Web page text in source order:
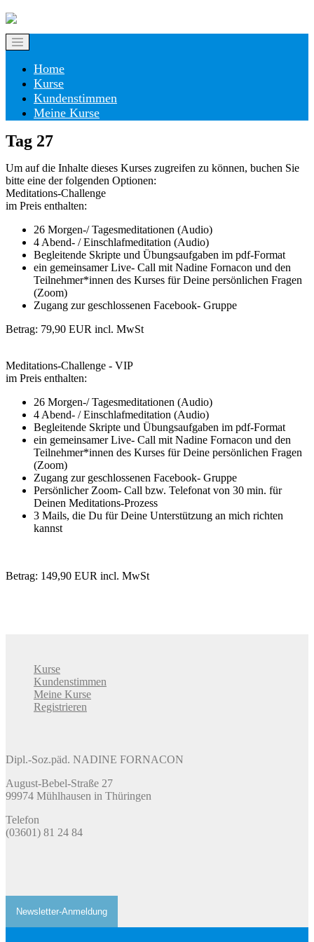
Home
Kurse
Kundenstimmen
Meine Kurse
Tag 27
Um auf die Inhalte dieses Kurses zugreifen zu können, buchen Sie
bitte eine der folgenden Optionen:
Meditations-Challenge
im Preis enthalten:
26 Morgen-/ Tagesmeditationen (Audio)
4 Abend- / Einschlafmeditation (Audio)
Begleitende Skripte und Übungsaufgaben im pdf-Format
ein gemeinsamer Live- Call mit Nadine Fornacon und den
Teilnehmer*innen des Kurses für Deine persönlichen Fragen
(Zoom)
Zugang zur geschlossenen Facebook- Gruppe
Betrag: 79,90 EUR incl. MwSt
Meditations-Challenge - VIP
im Preis enthalten:
26 Morgen-/ Tagesmeditationen (Audio)
4 Abend- / Einschlafmeditation (Audio)
Begleitende Skripte und Übungsaufgaben im pdf-Format
ein gemeinsamer Live- Call mit Nadine Fornacon und den
Teilnehmer*innen des Kurses für Deine persönlichen Fragen
(Zoom)
Zugang zur geschlossenen Facebook- Gruppe
Persönlicher Zoom- Call bzw. Telefonat von 30 min. für
Deinen Meditations-Prozess
3 Mails, die Du für Deine Unterstützung an mich richten
kannst
Betrag: 149,90 EUR incl. MwSt
Kurse
Kundenstimmen
Meine Kurse
Registrieren
Dipl.-Soz.päd. NADINE FORNACON
August-Bebel-Straße 27
99974 Mühlhausen in Thüringen
​Telefon
(03601) 81 24 84
Newsletter-Anmeldung